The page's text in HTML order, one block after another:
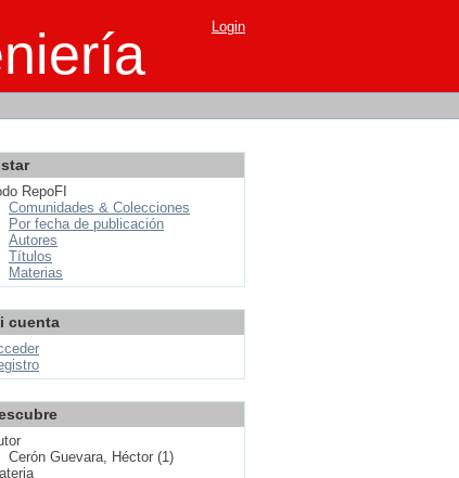
Login
RepoFI
Comunidades & Colecciones
Por fecha de publicación
Autores
Títulos
Materias
cuenta
Cerón Guevara, Héctor (1)